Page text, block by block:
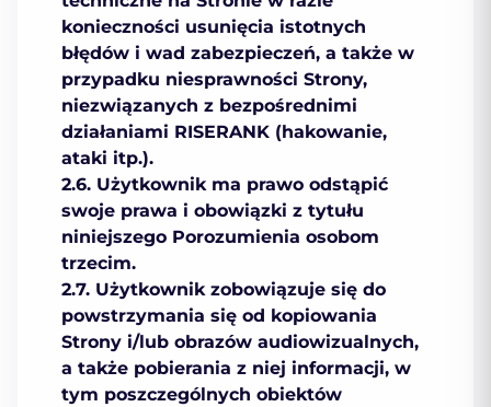
konieczności usunięcia istotnych
błędów i wad zabezpieczeń, a także w
przypadku niesprawności Strony,
niezwiązanych z bezpośrednimi
działaniami RISERANK (hakowanie,
ataki itp.).
2.6. Użytkownik ma prawo odstąpić
swoje prawa i obowiązki z tytułu
niniejszego Porozumienia osobom
trzecim.
2.7. Użytkownik zobowiązuje się do
powstrzymania się od kopiowania
Strony i/lub obrazów audiowizualnych,
a także pobierania z niej informacji, w
tym poszczególnych obiektów